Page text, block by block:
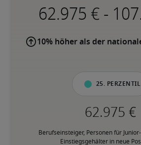
-
10% höher als der
25. Perzentil
Berufseinsteiger, Personen für
Einstiegsgehälter in neue